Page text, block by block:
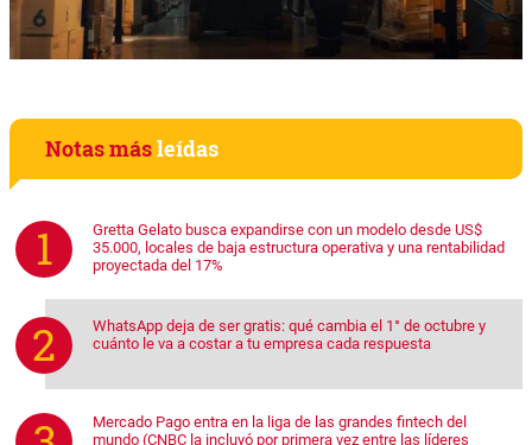
Notas másleídas
Gretta Gelato busca expandirse con un modelo desde US$
35.000, locales de baja estructura operativa y una rentabilidad
proyectada del 17%
WhatsApp deja de ser gratis: qué cambia el 1° de octubre y
cuánto le va a costar a tu empresa cada respuesta
Mercado Pago entra en la liga de las grandes fintech del
mundo (CNBC la incluyó por primera vez entre las líderes